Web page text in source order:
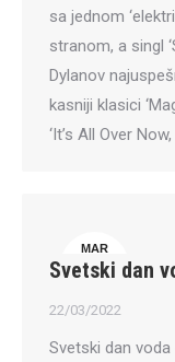
sa jednom
stranom, a singl
Dylanov
kasniji klasici
‘It’s All Over
MAR
22
Svetski dan
22/03/2022
Svetski dan